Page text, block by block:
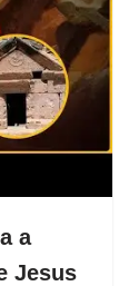
a
Jesus